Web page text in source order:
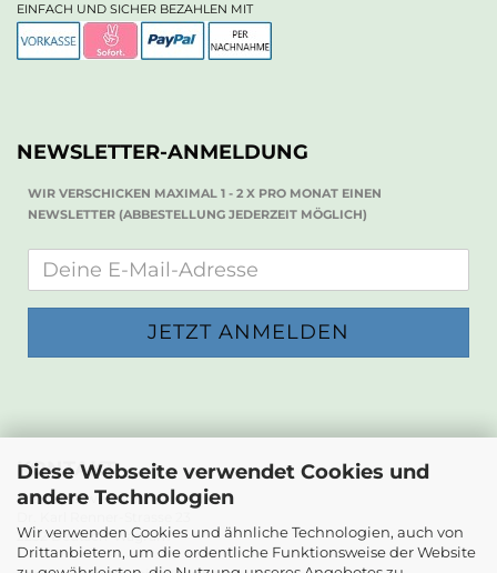
Diese Webseite verwendet Cookies und
andere Technologien
Wir verwenden Cookies und ähnliche Technologien, auch von
Drittanbietern, um die ordentliche Funktionsweise der Website
EINFACH UND SICHER BEZAHLEN MIT
NEWSLETTER-ANMELDUNG
WIR VERSCHICKEN MAXIMAL 1 - 2 X PRO MONAT EINEN
NEWSLETTER (ABBESTELLUNG JEDERZEIT MÖGLICH)
KONTAKT
Die Papierwerkstatt
2232 Deutsch-Wagram